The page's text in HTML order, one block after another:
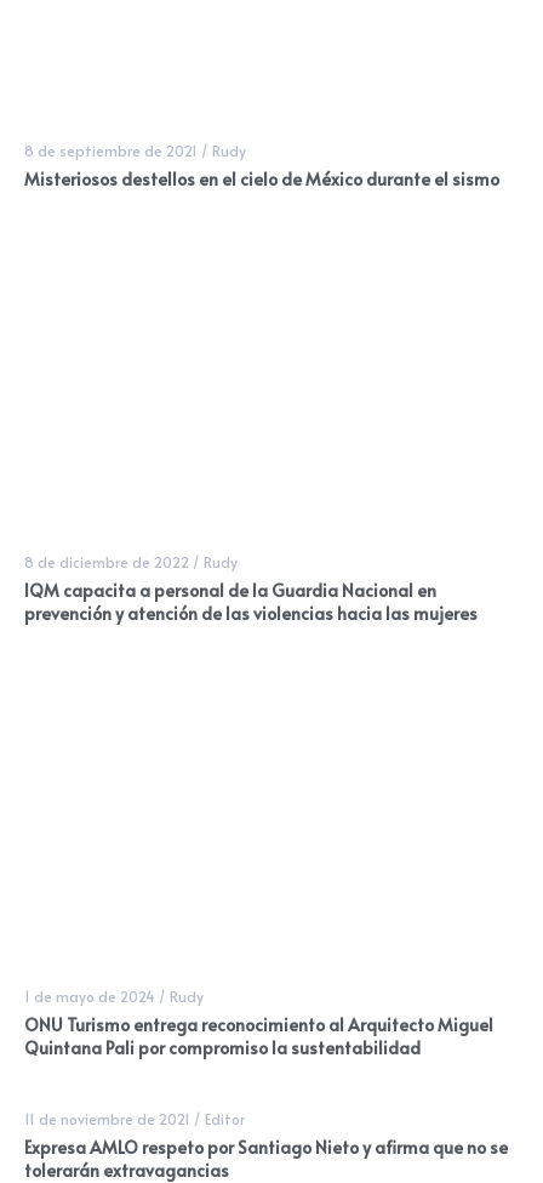
8 de septiembre de 2021 / Rudy
Misteriosos destellos en el cielo de México durante el sismo
8 de diciembre de 2022 / Rudy
IQM capacita a personal de la Guardia Nacional en
prevención y atención de las violencias hacia las mujeres
1 de mayo de 2024 / Rudy
ONU Turismo entrega reconocimiento al Arquitecto Miguel
Quintana Pali por compromiso la sustentabilidad
11 de noviembre de 2021 / Editor
Expresa AMLO respeto por Santiago Nieto y afirma que no se
tolerarán extravagancias